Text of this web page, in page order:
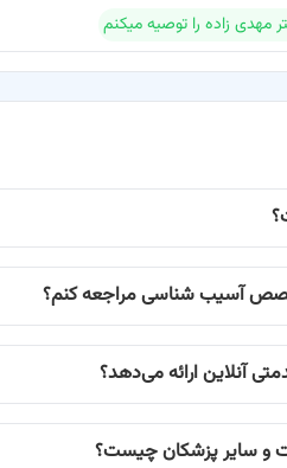
مهدی زاده را توصیه میکنم
آسیب شناسی مراجعه کنم؟
آنلاین ارائه می‌دهد؟
و سایر پزشکان چیست؟